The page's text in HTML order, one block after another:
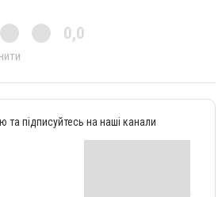
0,0
та підписуйтесь на наші канали